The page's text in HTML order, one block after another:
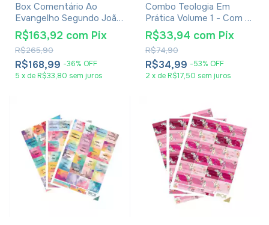
Box Comentário Ao
Evangelho Segundo João
- Raymond Brown - 2
Volumes
R$168,99 -36% OFF
R$265,90
R$163,92 com Pix
5 x de R$33,80 sem juros
Combo Teologia Em
Prática Volume 1 - Com 4
Livros
R$34,99 -53% OFF
R$74,90
R$33,94 com Pix
2 x de R$17,50 sem juros